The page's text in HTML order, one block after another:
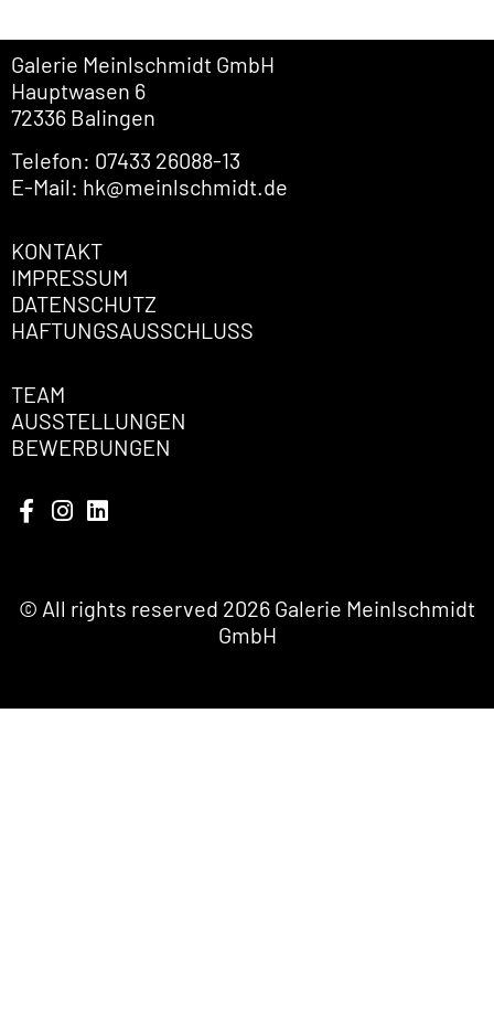
Galerie Meinlschmidt GmbH
Hauptwasen 6
72336 Balingen
Telefon: 07433 26088-13
E-Mail: hk@meinlschmidt.de
KONTAKT
IMPRESSUM
DATENSCHUTZ
HAFTUNGSAUSSCHLUSS
TEAM
AUSSTELLUNGEN
BEWERBUNGEN
© All rights reserved 2026 Galerie Meinlschmidt
GmbH